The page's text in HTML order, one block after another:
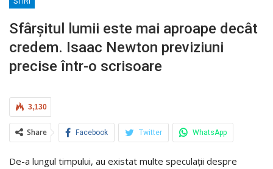
Sfârșitul lumii este mai aproape decât
credem. Isaac Newton previziuni
precise într-o scrisoare
3,130
Share Facebook Twitter WhatsApp
De-a lungul timpului, au existat multe speculații despre